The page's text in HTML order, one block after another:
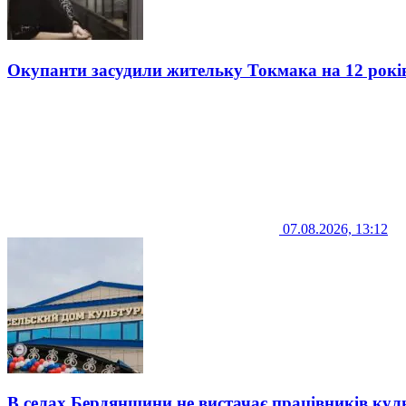
Окупанти засудили жительку Токмака на 12
07.08.2026, 13:12